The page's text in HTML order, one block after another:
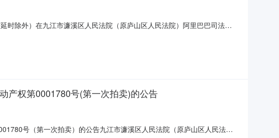
除外）在九江市濂溪区人民法院（原庐山区人民法院）阿里巴巴司法拍
位于8层。参考价为300000元，起拍价为27
产权第0001780号(第一次拍卖)的公告
号（第一次拍卖）的公告九江市濂溪区人民法院（原庐山区人民法